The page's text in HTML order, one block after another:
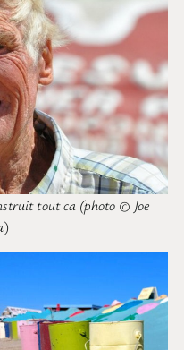
tout ca (photo © Joe
)